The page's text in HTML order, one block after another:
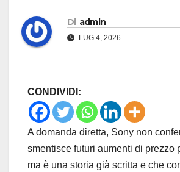
Di admin
LUG 4, 2026
CONDIVIDI:
A domanda diretta, Sony non
smentisce futuri aumenti di prezzo
ma è una storia già scritta e che